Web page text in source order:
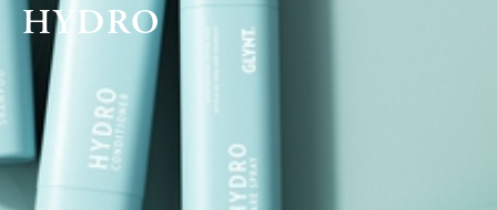
HYDRO